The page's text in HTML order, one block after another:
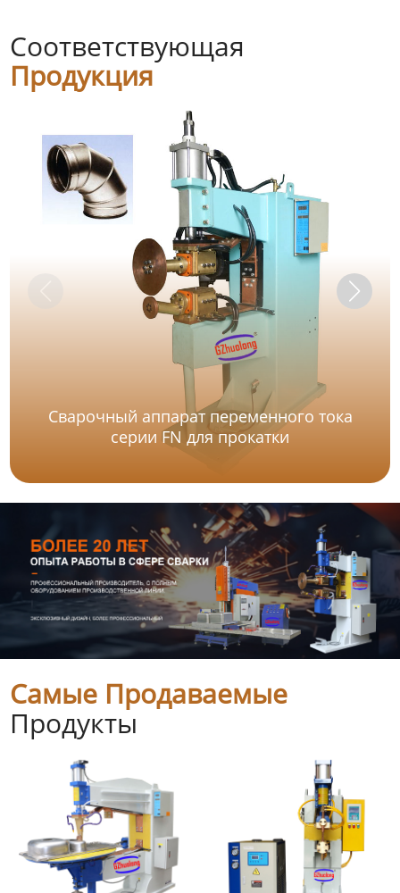
Соответствующая
Продукция
Сварочный аппарат переменного тока
серии FN для прокатки
Самые Продаваемые
Продукты